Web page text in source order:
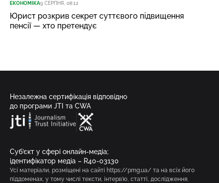
ЕКОНОМІКА9 СЕРПНЯ, 08:12
Юрист розкрив секрет суттєвого підвищення
пенсії — хто претендує
Незалежна сертифікація відповідно
до програми JTI та CWA
Суб’єкт у сфері онлайн-медіа;
ідентифікатор медіа – R40-03130
Усі матеріали, розміщені на сайті https://pmg.ua/ та на всіх його
піддоменах, у тому числі тексти, інтерв’ю, статті, дослідження,